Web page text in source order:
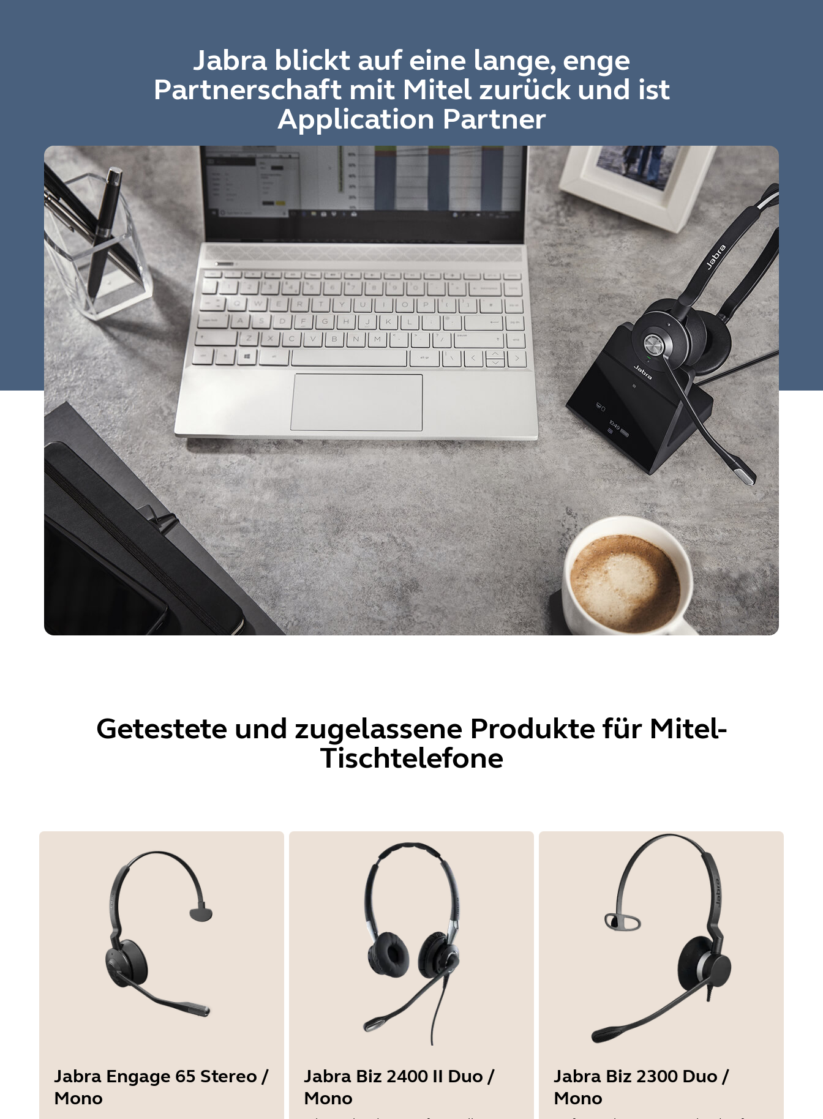
Jabra blickt auf eine lange, enge
Partnerschaft mit Mitel zurück und ist
Application Partner
Getestete und zugelassene Produkte für Mitel-
Tischtelefone
Jabra Engage 65 Stereo /
Mono
Jabra Biz 2400 II Duo /
Mono
Jabra Biz 2300 Duo /
Mono